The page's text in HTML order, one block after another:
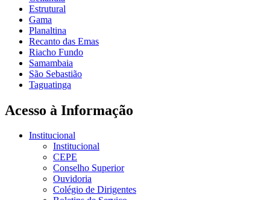
Estrutural
Gama
Planaltina
Recanto das Emas
Riacho Fundo
Samambaia
São Sebastião
Taguatinga
Acesso à Informação
Institucional
Institucional
CEPE
Conselho Superior
Ouvidoria
Colégio de Dirigentes